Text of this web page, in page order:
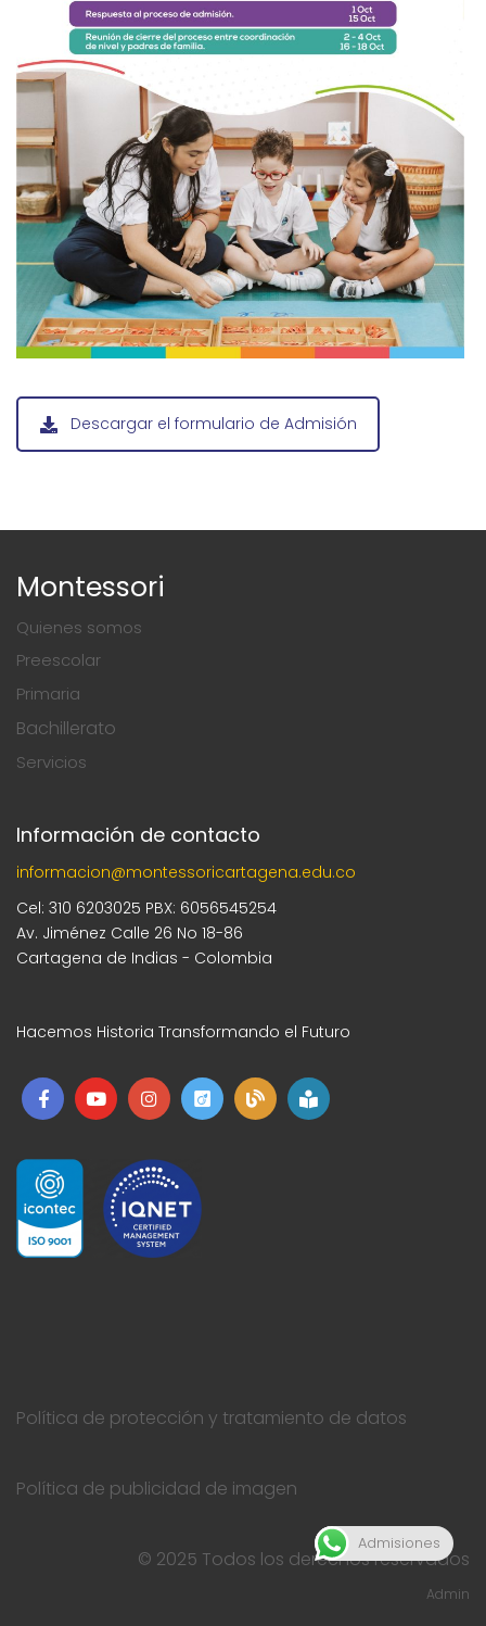
Descargar el formulario de Admisión
Montessori
Quienes somos
Preescolar
Primaria
Bachillerato
Servicios
Información de contacto
informacion@montessoricartagena.edu.co
Cel: 310 6203025 PBX: 6056545254
Av. Jiménez Calle 26 No 18-86
Cartagena de Indias - Colombia
Hacemos Historia Transformando el Futuro
Política de protección y tratamiento de datos
Política de publicidad de imagen
© 2025 Todos los derechos reservados
Admin
Admisiones